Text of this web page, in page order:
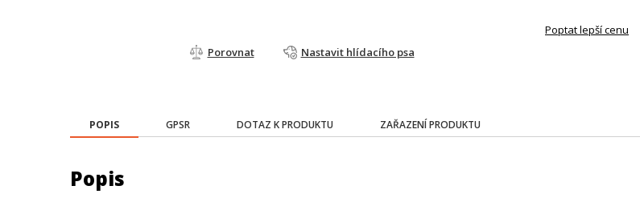
Porovnat Nastavit hlídacího psa
Poptat lepší cenu
POPIS GPSR DOTAZ K PRODUKTU ZAŘAZENÍ PRODUKTU
Popis